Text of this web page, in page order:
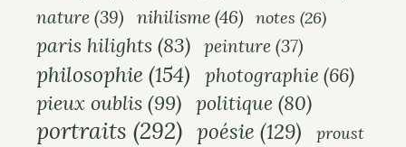
nature (39) nihilisme(46) notes (26)
paris hilights (83) peinture(37)
philosophie (154) photographie (66)
pieux oublis (99) politique (80)
portraits (292) poésie (129)
proust